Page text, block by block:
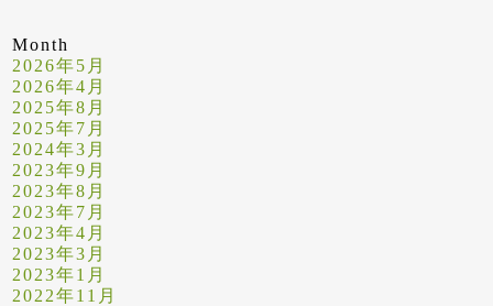
Month
2026年5月
2026年4月
2025年8月
2025年7月
2024年3月
2023年9月
2023年8月
2023年7月
2023年4月
2023年3月
2023年1月
2022年11月